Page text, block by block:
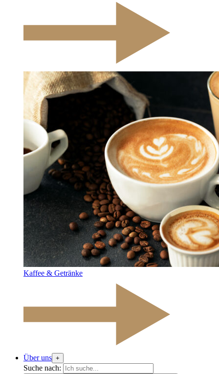
Kaffee & Getränke
Über uns +
Suche nach: